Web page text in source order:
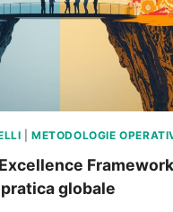
|METODOLOGIE
globale